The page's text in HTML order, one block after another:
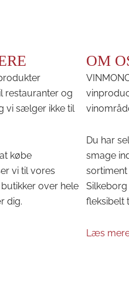
restauranter og
vi sælger ikke til
købe
vi til vores
over hele
dig.
OM
Du har
smage
fleksibelt
Læs